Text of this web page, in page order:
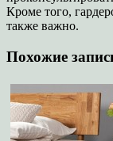
Кроме того,
также важно.
Похожие